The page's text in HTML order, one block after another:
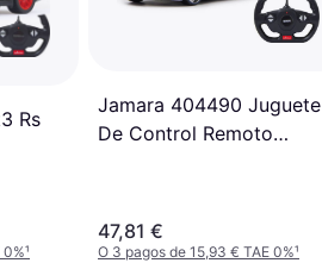
Rs
0%¹
Jamara 404490 Juguete
De Control Remoto
Blancovehículo
Teledirigido
47,81 €
O 3 pagos de 15,93 € TAE 0%¹